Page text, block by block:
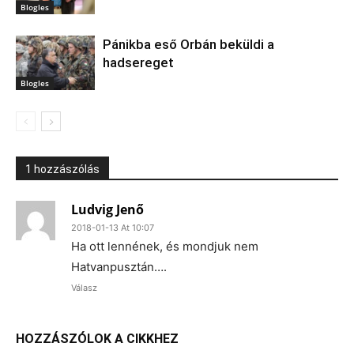
Blogles
Blogles
Pánikba eső Orbán beküldi a
hadsereget
1 hozzászólás
Ludvig Jenő
2018-01-13 At 10:07
Ha ott lennének, és mondjuk nem
Hatvanpusztán….
Válasz
HOZZÁSZÓLOK A CIKKHEZ